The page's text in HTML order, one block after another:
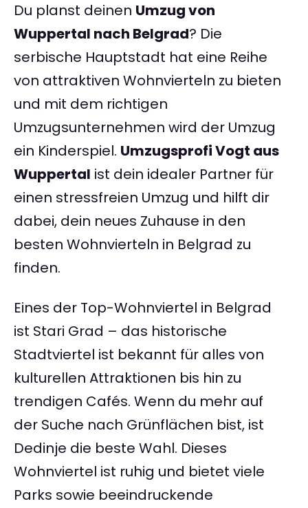
Du planst deinen Umzug von
Wuppertal nach Belgrad? Die
serbische Hauptstadt hat eine Reihe
von attraktiven Wohnvierteln zu bieten
und mit dem richtigen
Umzugsunternehmen wird der Umzug
ein Kinderspiel. Umzugsprofi Vogt aus
Wuppertal ist dein idealer Partner für
einen stressfreien Umzug und hilft dir
dabei, dein neues Zuhause in den
besten Wohnvierteln in Belgrad zu
finden.
Eines der Top-Wohnviertel in Belgrad
ist Stari Grad – das historische
Stadtviertel ist bekannt für alles von
kulturellen Attraktionen bis hin zu
trendigen Cafés. Wenn du mehr auf
der Suche nach Grünflächen bist, ist
Dedinje die beste Wahl. Dieses
Wohnviertel ist ruhig und bietet viele
Parks sowie beeindruckende